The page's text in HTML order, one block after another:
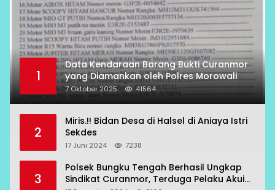
1
Data Kendaraan Barang Bukti Curanmor
yang Diamankan oleh Polres Morowali
7 Oktober 2025 41564
2
Miris.!! Bidan Desa di Halsel di Aniaya Istri
Sekdes
17 Juni 2024 7238
3
Polsek Bungku Tengah Berhasil Ungkap
Sindikat Curanmor, Terduga Pelaku Akui